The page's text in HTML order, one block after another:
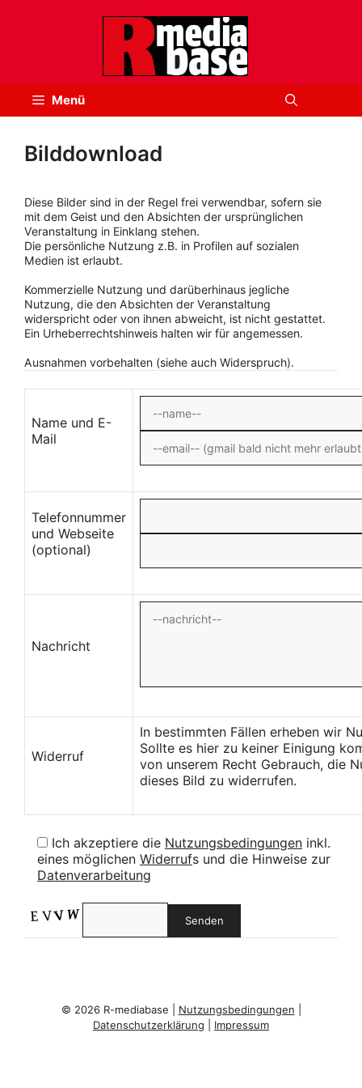
Menü
Bilddownload
Diese Bilder sind in der Regel frei verwendbar, sofern sie
mit dem Geist und den Absichten der ursprünglichen
Veranstaltung in Einklang stehen.
Die persönliche Nutzung z.B. in Profilen auf sozialen
Medien ist erlaubt.
Kommerzielle Nutzung und darüberhinaus jegliche
Nutzung, die den Absichten der Veranstaltung
widerspricht oder von ihnen abweicht, ist nicht gestattet.
Ein Urheberrechtshinweis halten wir für angemessen.
Ausnahmen vorbehalten (siehe auch Widerspruch).
Name und E-
Mail
Telefonnummer
und Webseite
(optional)
Nachricht
Widerruf
In bestimmten Fällen erheben wir
Sollte es hier zu keiner Einigung
von unserem Recht Gebrauch, die
dieses Bild zu widerrufen.
Ich akzeptiere die Nutzungsbedingungen inkl.
eines möglichen Widerrufs und die Hinweise zur
Datenverarbeitung
© 2026 R-mediabase | Nutzungsbedingungen
Datenschutzerklärung
Impressum